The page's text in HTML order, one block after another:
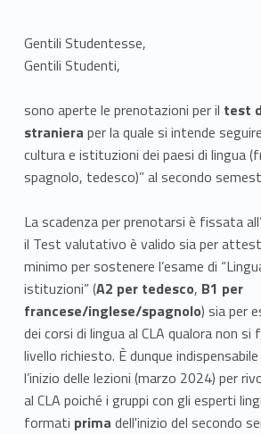
Gentili Studentesse,
Gentili Studenti,
sono aperte le prenotazioni per il test
straniera per la quale si intende
cultura e istituzioni dei paesi di lingua
spagnolo, tedesco)” al secondo
La scadenza per prenotarsi è fissata all’
il Test valutativo è valido sia per
minimo per sostenere l’esame di
istituzioni” (A2 per tedesco, B1 per
francese/inglese/spagnolo) sia per
dei corsi di lingua al CLA qualora non
livello richiesto. È dunque
l’inizio delle lezioni (marzo 2024) per
al CLA poiché i gruppi con gli esperti
formati prima dell'inizio del secondo